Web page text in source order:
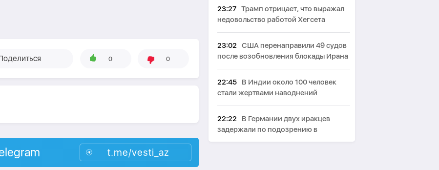
0 0
t.me/vesti_az
23:27 Трамп отрицает, что выражал
недовольство работой Хегсета
23:02
США перенаправили 49 судов
после возобновления блокады Ирана
22:45
В Индии около 100 человек
стали жертвами наводнений
22:22
В Германии двух иракцев
задержали по подозрению в
терроризме